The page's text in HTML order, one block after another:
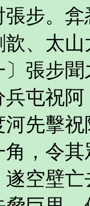
。弇
、太
張步
屯祝
先擊
，令
空壁